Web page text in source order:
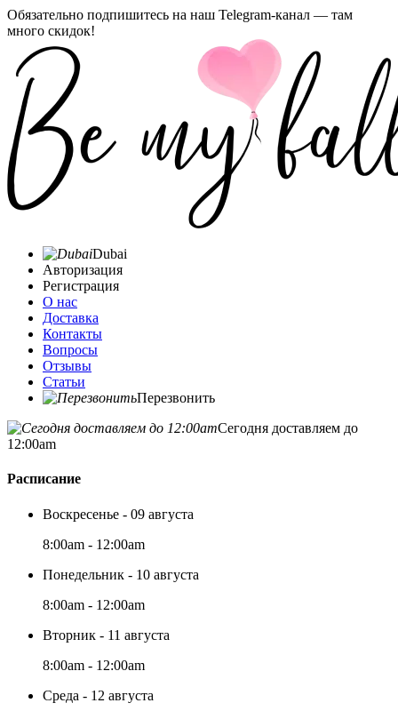
Обязательно подпишитесь на наш Telegram-канал — там
много скидок!
Dubai
Авторизация
Регистрация
О нас
Доставка
Контакты
Вопросы
Отзывы
Статьи
Перезвонить
Сегодня доставляем до
12:00am
Расписание
Воскресенье - 09 августа
8:00am - 12:00am
Понедельник - 10 августа
8:00am - 12:00am
Вторник - 11 августа
8:00am - 12:00am
Среда - 12 августа